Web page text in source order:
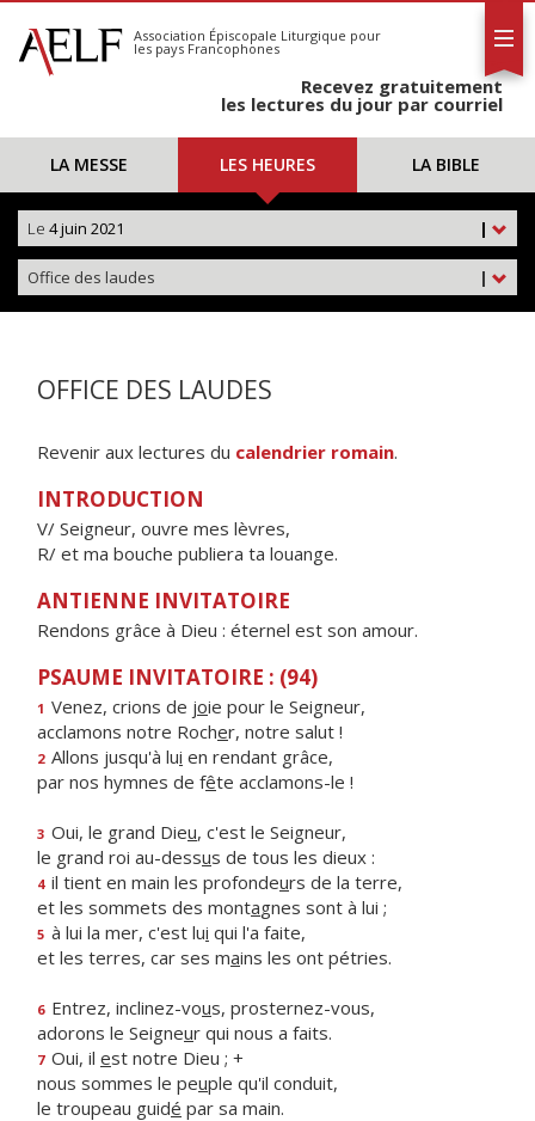
S'abonner
Calendrier
Association Épiscopale Liturgique pour
les pays Francophones
Recevez gratuitement
les lectures du jour par courriel
LA MESSE LES HEURES LA BIBLE
|
Le 4 juin 2021
|
Office des laudes
OFFICE DES LAUDES
Revenir aux lectures du calendrier romain.
INTRODUCTION
V/ Seigneur, ouvre mes lèvres,
R/ et ma bouche publiera ta louange.
ANTIENNE INVITATOIRE
Rendons grâce à Dieu : éternel est son amour.
PSAUME INVITATOIRE : (94)
1 Venez, crions de joie pour le Seigneur,
acclamons notre Rocher, notre salut !
2 Allons jusqu'à lui en rendant grâce,
par nos hymnes de fête acclamons-le !
3 Oui, le grand Dieu, c'est le Seigneur,
le grand roi au-dessus de tous les dieux :
4 il tient en main les profondeurs de la terre,
et les sommets des montagnes sont à lui ;
5 à lui la mer, c'est lui qui l'a faite,
et les terres, car ses mains les ont pétries.
6 Entrez, inclinez-vous, prosternez-vous,
adorons le Seigneur qui nous a faits.
7 Oui, il est notre Dieu ; +
nous sommes le peuple qu'il conduit,
le troupeau guidé par sa main.